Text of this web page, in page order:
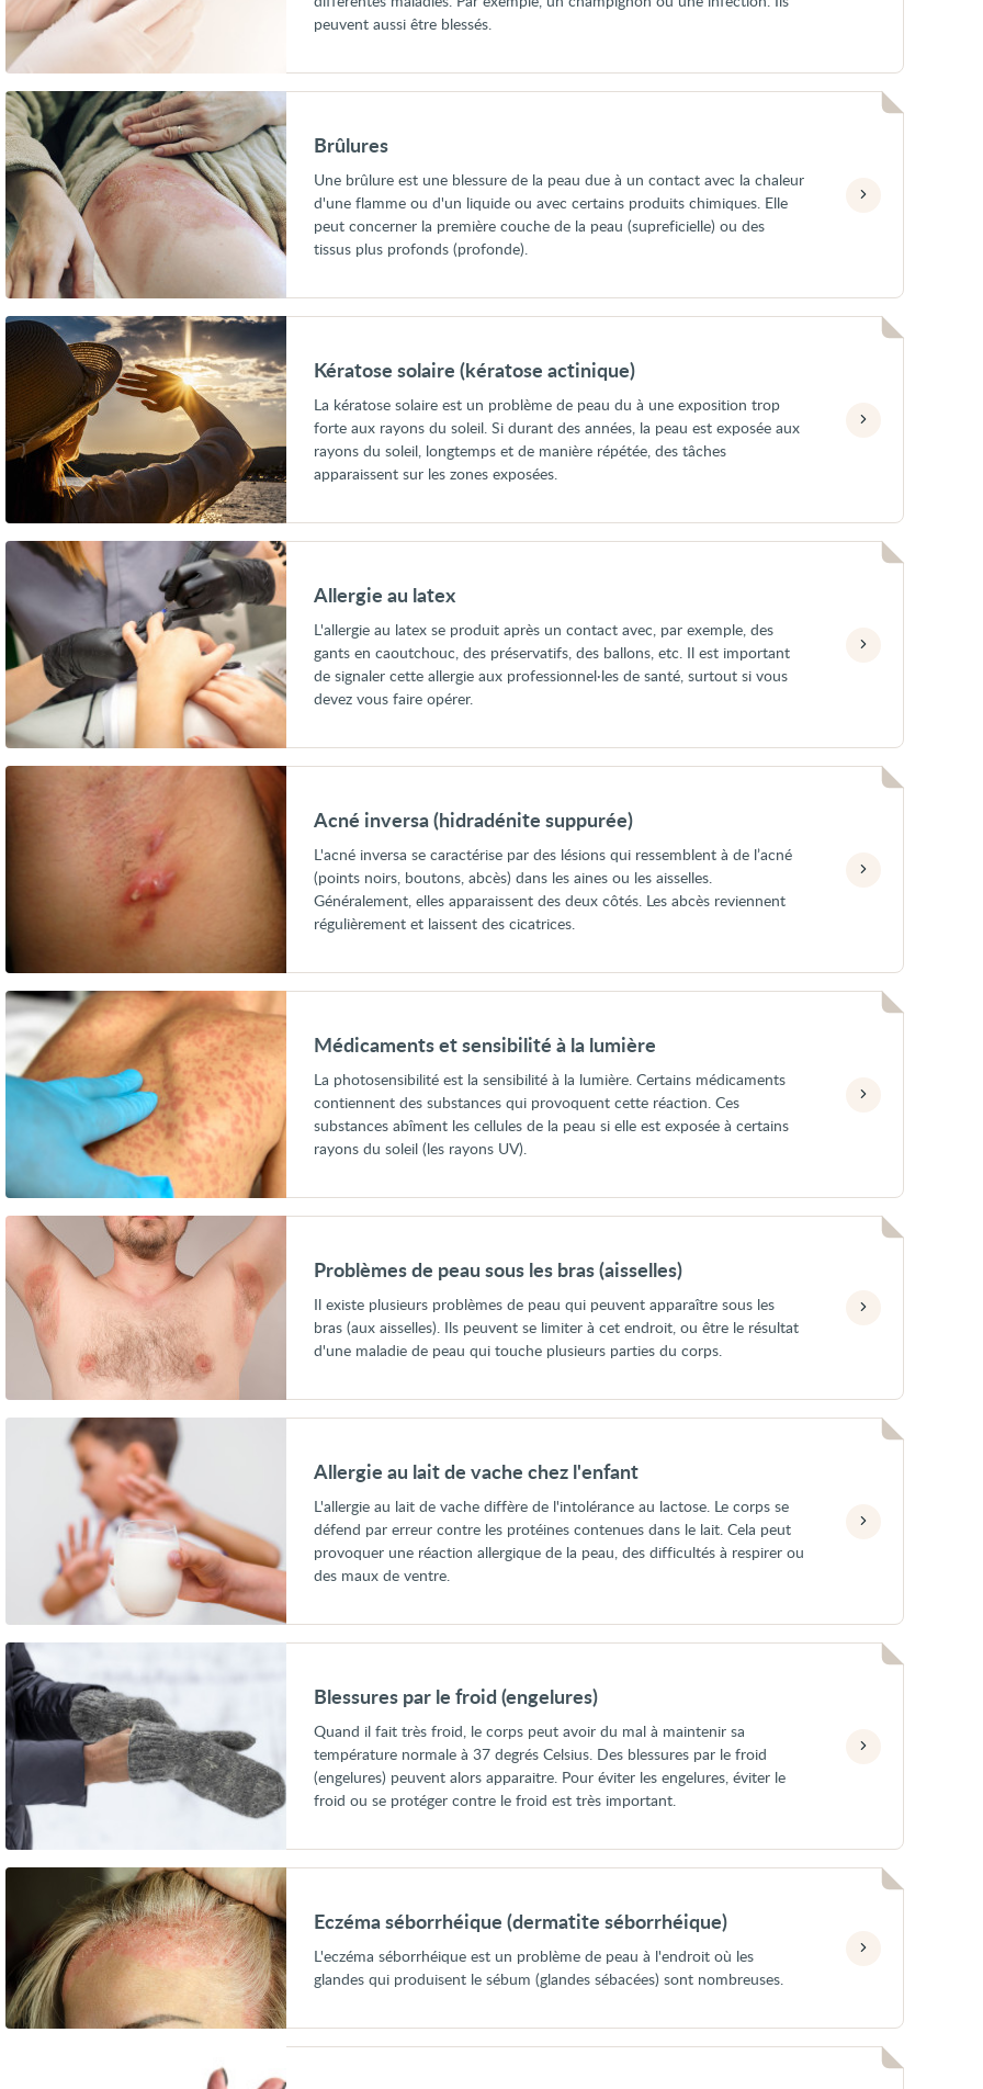
peuvent aussi être blessés.
Voir
Brûlures
Brûlures
Une brûlure est une blessure de la peau due à un contact avec la chaleur
d'une flamme ou d'un liquide ou avec certains produits chimiques. Elle
peut concerner la première couche de la peau (supreficielle) ou des
tissus plus profonds (profonde).
Voir
Kératose
solaire
(kératose
actinique)
Kératose solaire (kératose actinique)
La kératose solaire est un problème de peau du à une exposition trop
forte aux rayons du soleil. Si durant des années, la peau est exposée aux
rayons du soleil, longtemps et de manière répétée, des tâches
apparaissent sur les zones exposées.
Voir
Allergie
latex
Allergie au latex
L'allergie au latex se produit après un contact avec, par exemple, des
gants en caoutchouc, des préservatifs, des ballons, etc. Il est important
de signaler cette allergie aux professionnel·les de santé, surtout si vous
devez vous faire opérer.
Voir
(hidradénite
Acné inversa (hidradénite suppurée)
L'acné inversa se caractérise par des lésions qui ressemblent à de l’acné
(points noirs, boutons, abcès) dans les aines ou les aisselles.
Généralement, elles apparaissent des deux côtés. Les abcès reviennent
régulièrement et laissent des cicatrices.
Voir
Médicaments
sensibilité
à
Médicaments et sensibilité à la lumière
La photosensibilité est la sensibilité à la lumière. Certains médicaments
contiennent des substances qui provoquent cette réaction. Ces
substances abîment les cellules de la peau si elle est exposée à certains
rayons du soleil (les rayons UV).
Voir
Problèmes
peau
sous
les
bras
(aisselles)
Problèmes de peau sous les bras (aisselles)
Il existe plusieurs problèmes de peau qui peuvent apparaître sous les
bras (aux aisselles). Ils peuvent se limiter à cet endroit, ou être le résultat
d'une maladie de peau qui touche plusieurs parties du corps.
Allergie au lait de vache chez l'enfant
L'allergie au lait de vache diffère de l'intolérance au lactose. Le corps se
défend par erreur contre les protéines contenues dans le lait. Cela peut
provoquer une réaction allergique de la peau, des difficultés à respirer ou
des maux de ventre.
Voir
Blessures
par
le
froid
(engelures)
Blessures par le froid (engelures)
Quand il fait très froid, le corps peut avoir du mal à maintenir sa
température normale à 37 degrés Celsius. Des blessures par le froid
(engelures) peuvent alors apparaitre. Pour éviter les engelures, éviter le
froid ou se protéger contre le froid est très important.
Voir
séborrhéique
(dermatite
séborrhéique)
Eczéma séborrhéique (dermatite séborrhéique)
L'eczéma séborrhéique est un problème de peau à l'endroit où les
glandes qui produisent le sébum (glandes sébacées) sont nombreuses.